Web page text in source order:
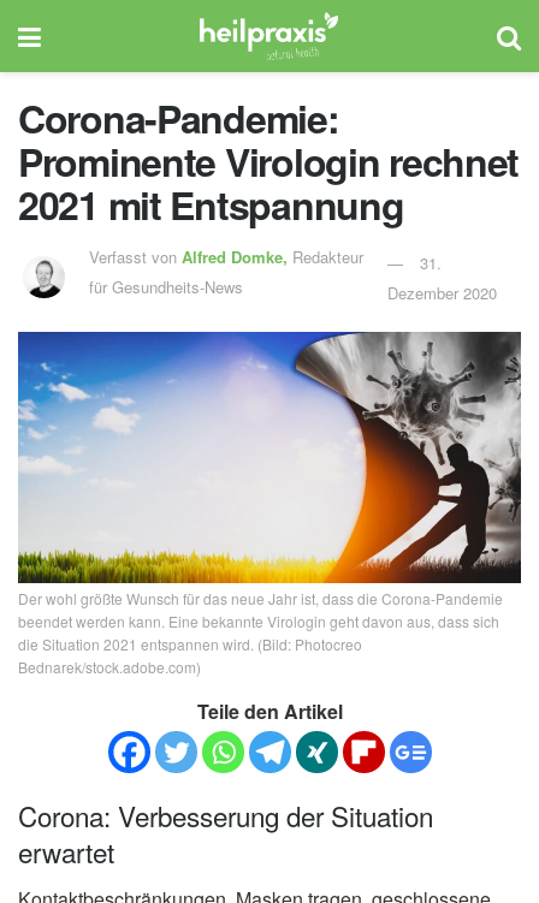
Corona-Pandemie:
Prominente Virologin rechnet
2021 mit Entspannung
Verfasst von Alfred Domke, Redakteur
für Gesundheits-News
31.
Dezember 2020
Der wohl größte Wunsch für das neue Jahr ist, dass die Corona-Pandemie
beendet werden kann. Eine bekannte Virologin geht davon aus, dass sich
die Situation 2021 entspannen wird. (Bild: Photocreo
Bednarek/stock.adobe.com)
Teile den Artikel
Corona: Verbesserung der Situation
erwartet